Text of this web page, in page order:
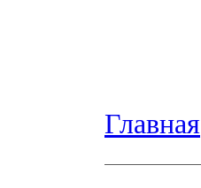
Главная